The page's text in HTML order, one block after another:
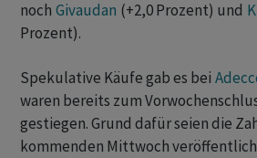
noch Givaudan (+2,0 Prozent) und
Prozent).
Spekulative Käufe gab es bei
waren bereits zum
gestiegen. Grund dafür seien die
kommenden Mittwoch